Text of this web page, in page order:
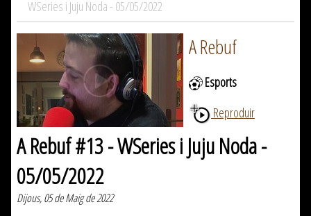
WSeries i Juju Noda - 05/05/2022
A Rebuf
Esports
Reproduir
A Rebuf #13 - WSeries i Juju Noda -
05/05/2022
Dijous, 05 de Maig de 2022